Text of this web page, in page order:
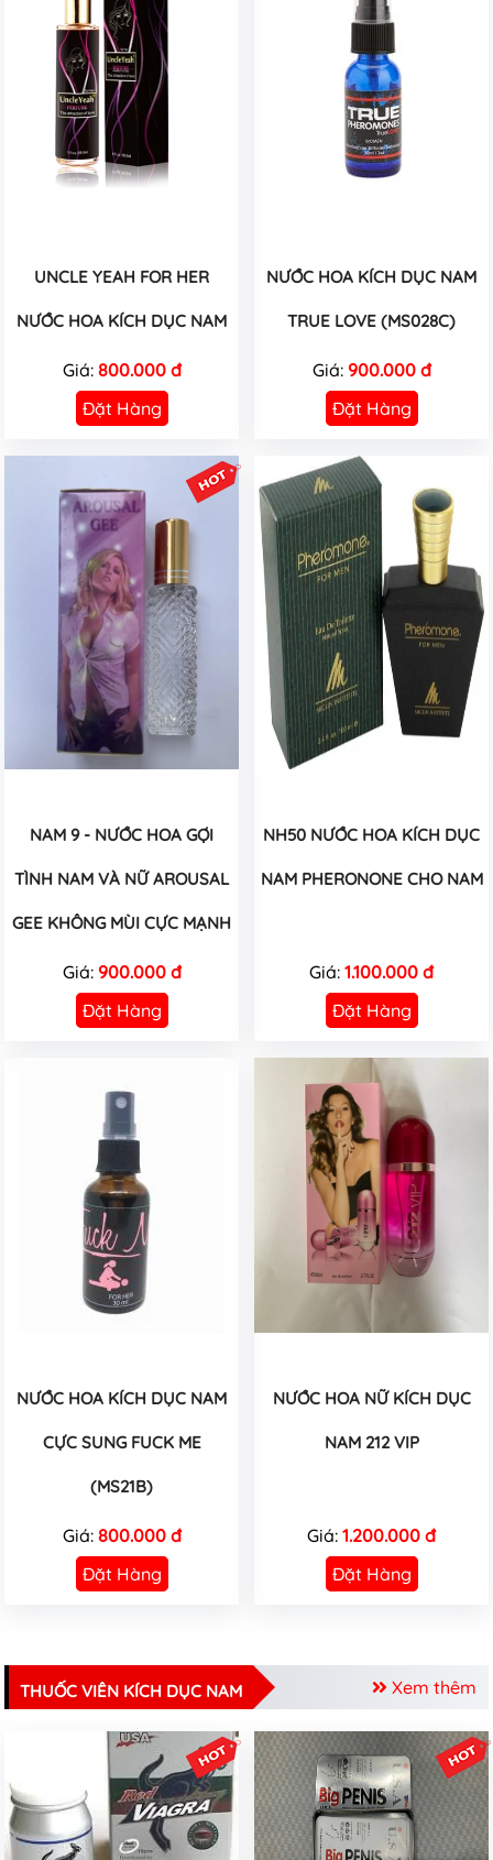
UNCLE YEAH FOR HER
NƯỚC HOA KÍCH DỤC NAM
Giá: 800.000 đ
Đặt Hàng
NƯỚC HOA KÍCH DỤC NAM
TRUE LOVE (MS028C)
Giá: 900.000 đ
Đặt Hàng
NAM 9 - NƯỚC HOA GỢI
TÌNH NAM VÀ NỮ AROUSAL
GEE KHÔNG MÙI CỰC MẠNH
Giá: 900.000 đ
Đặt Hàng
NH50 NƯỚC HOA KÍCH DỤC
NAM PHERONONE CHO NAM
Giá: 1.100.000 đ
Đặt Hàng
NƯỚC HOA KÍCH DỤC NAM
CỰC SUNG FUCK ME
(MS21B)
Giá: 800.000 đ
Đặt Hàng
NƯỚC HOA NỮ KÍCH DỤC
NAM 212 VIP
Giá: 1.200.000 đ
Đặt Hàng
Xem thêm
THUỐC VIÊN KÍCH DỤC NAM